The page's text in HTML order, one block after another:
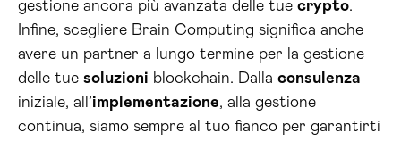
gestione ancora più avanzata delle tue crypto.
Infine, scegliere Brain Computing significa anche
avere un partner a lungo termine per la gestione
delle tue soluzioni blockchain. Dalla consulenza
iniziale, all’implementazione, alla gestione
continua, siamo sempre al tuo fianco per garantirti